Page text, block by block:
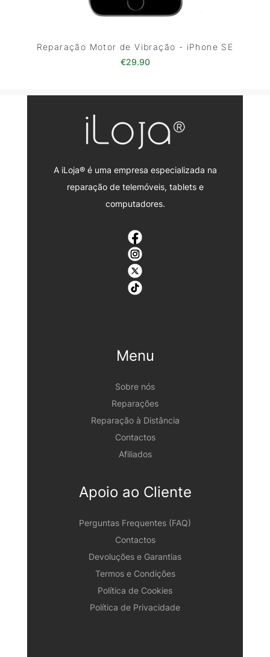
Reparação Motor de Vibração - iPhone SE
€29.90
A iLoja® é uma empresa especializada na
reparação de telemóveis, tablets e
computadores.
Menu
Sobre nós
Reparações
Reparação à Distância
Contactos
Afiliados
Apoio ao Cliente
Perguntas Frequentes (FAQ)
Contactos
Devoluções e Garantias
Termos e Condições
Política de Cookies
Política de Privacidade